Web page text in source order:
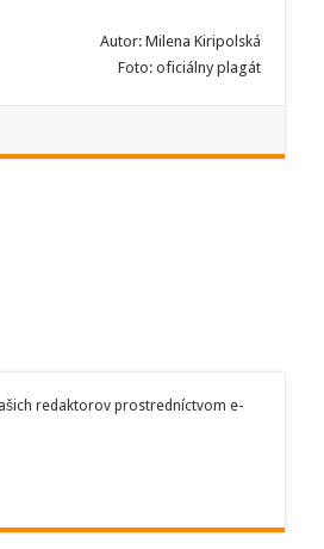
Autor: Milena Kiripolská
Foto: oficiálny plagát
redaktorov prostredníctvom e-